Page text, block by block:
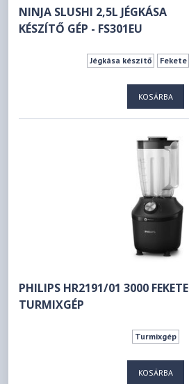
NINJA SLUSHI 2,5L JÉGKÁSA
KÉSZÍTŐ GÉP - FS301EU
Jégkása készítő Fekete
KOSÁRBA
PHILIPS HR2191/01 3000 FEKETE
TURMIXGÉP
Turmixgép
KOSÁRBA